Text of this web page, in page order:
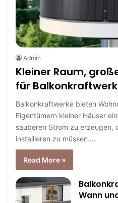
Admin
Kleiner Raum,
für
Balkonkraftwerke bieten
Eigentümern kleiner Häuser
sauberen Strom zu erzeugen,
installieren zu müssen.…
Read More »
Wann